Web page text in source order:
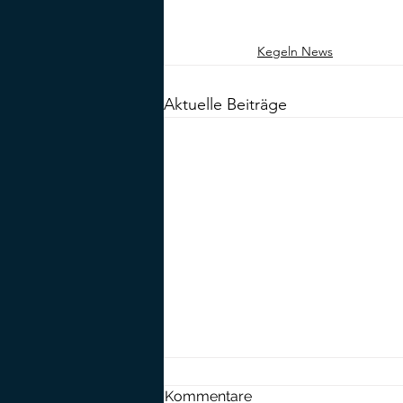
Kegeln News
Aktuelle Beiträge
Tim Happ mit Pech im
Kommentare